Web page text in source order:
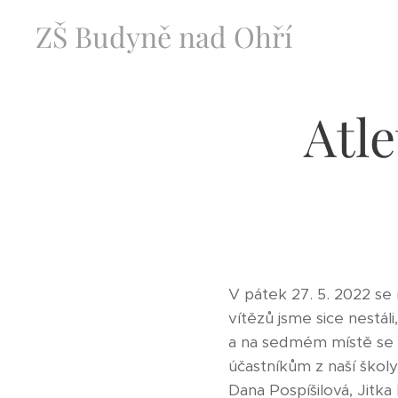
ZŠ Budyně nad Ohří
V pátek 27. 5. 2022 se
vítězů jsme sice
a na sedmém místě
účastníkům z naší
Dana Pospíšilová, Jitka